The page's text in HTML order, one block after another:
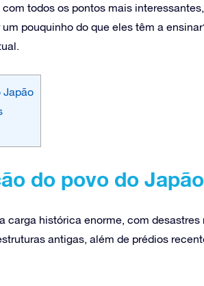
todos os pontos mais
pouquinho do que eles têm a
Japão
do povo do Japão
carga histórica enorme, com
antigas, além de prédios